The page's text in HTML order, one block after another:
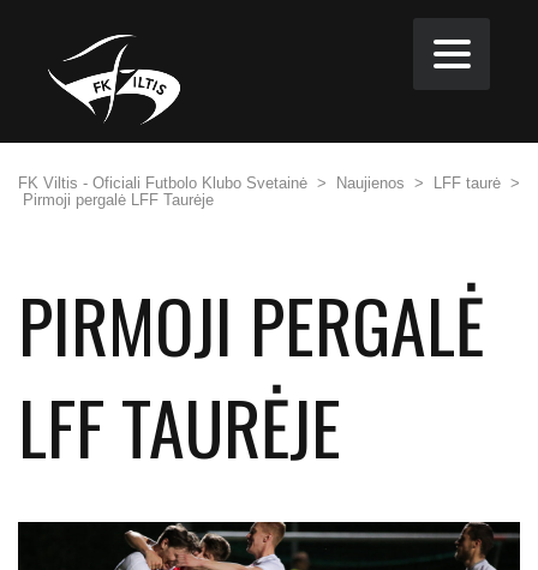
FK Viltis - Oficiali Futbolo Klubo Svetainė > Naujienos > LFF taurė >
Pirmoji pergalė LFF Taurėje
PIRMOJI PERGALĖ
LFF TAURĖJE